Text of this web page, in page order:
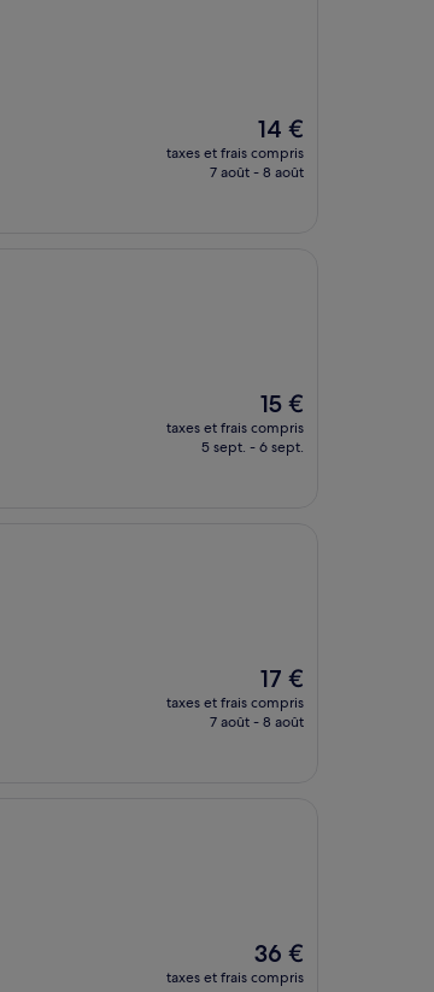
Le
nouveau
prix
14 €
taxes et frais compris
7 août - 8 août
Le
nouveau
prix
15 €
taxes et frais compris
5 sept. - 6 sept.
Le
nouveau
prix
17 €
taxes et frais compris
7 août - 8 août
Le
nouveau
36 €
taxes et frais compris